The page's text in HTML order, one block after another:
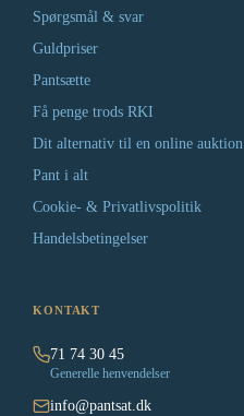
Spørgsmål & svar
Guldpriser
Pantsætte
Få penge trods RKI
Dit alternativ til en online auktion
Pant i alt
Cookie- & Privatlivspolitik
Handelsbetingelser
KONTAKT
71 74 30 45
Generelle henvendelser
info@pantsat.dk